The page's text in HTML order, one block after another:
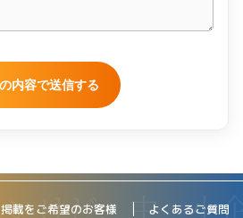
掲載をご希望のお客様 よくあるご質問